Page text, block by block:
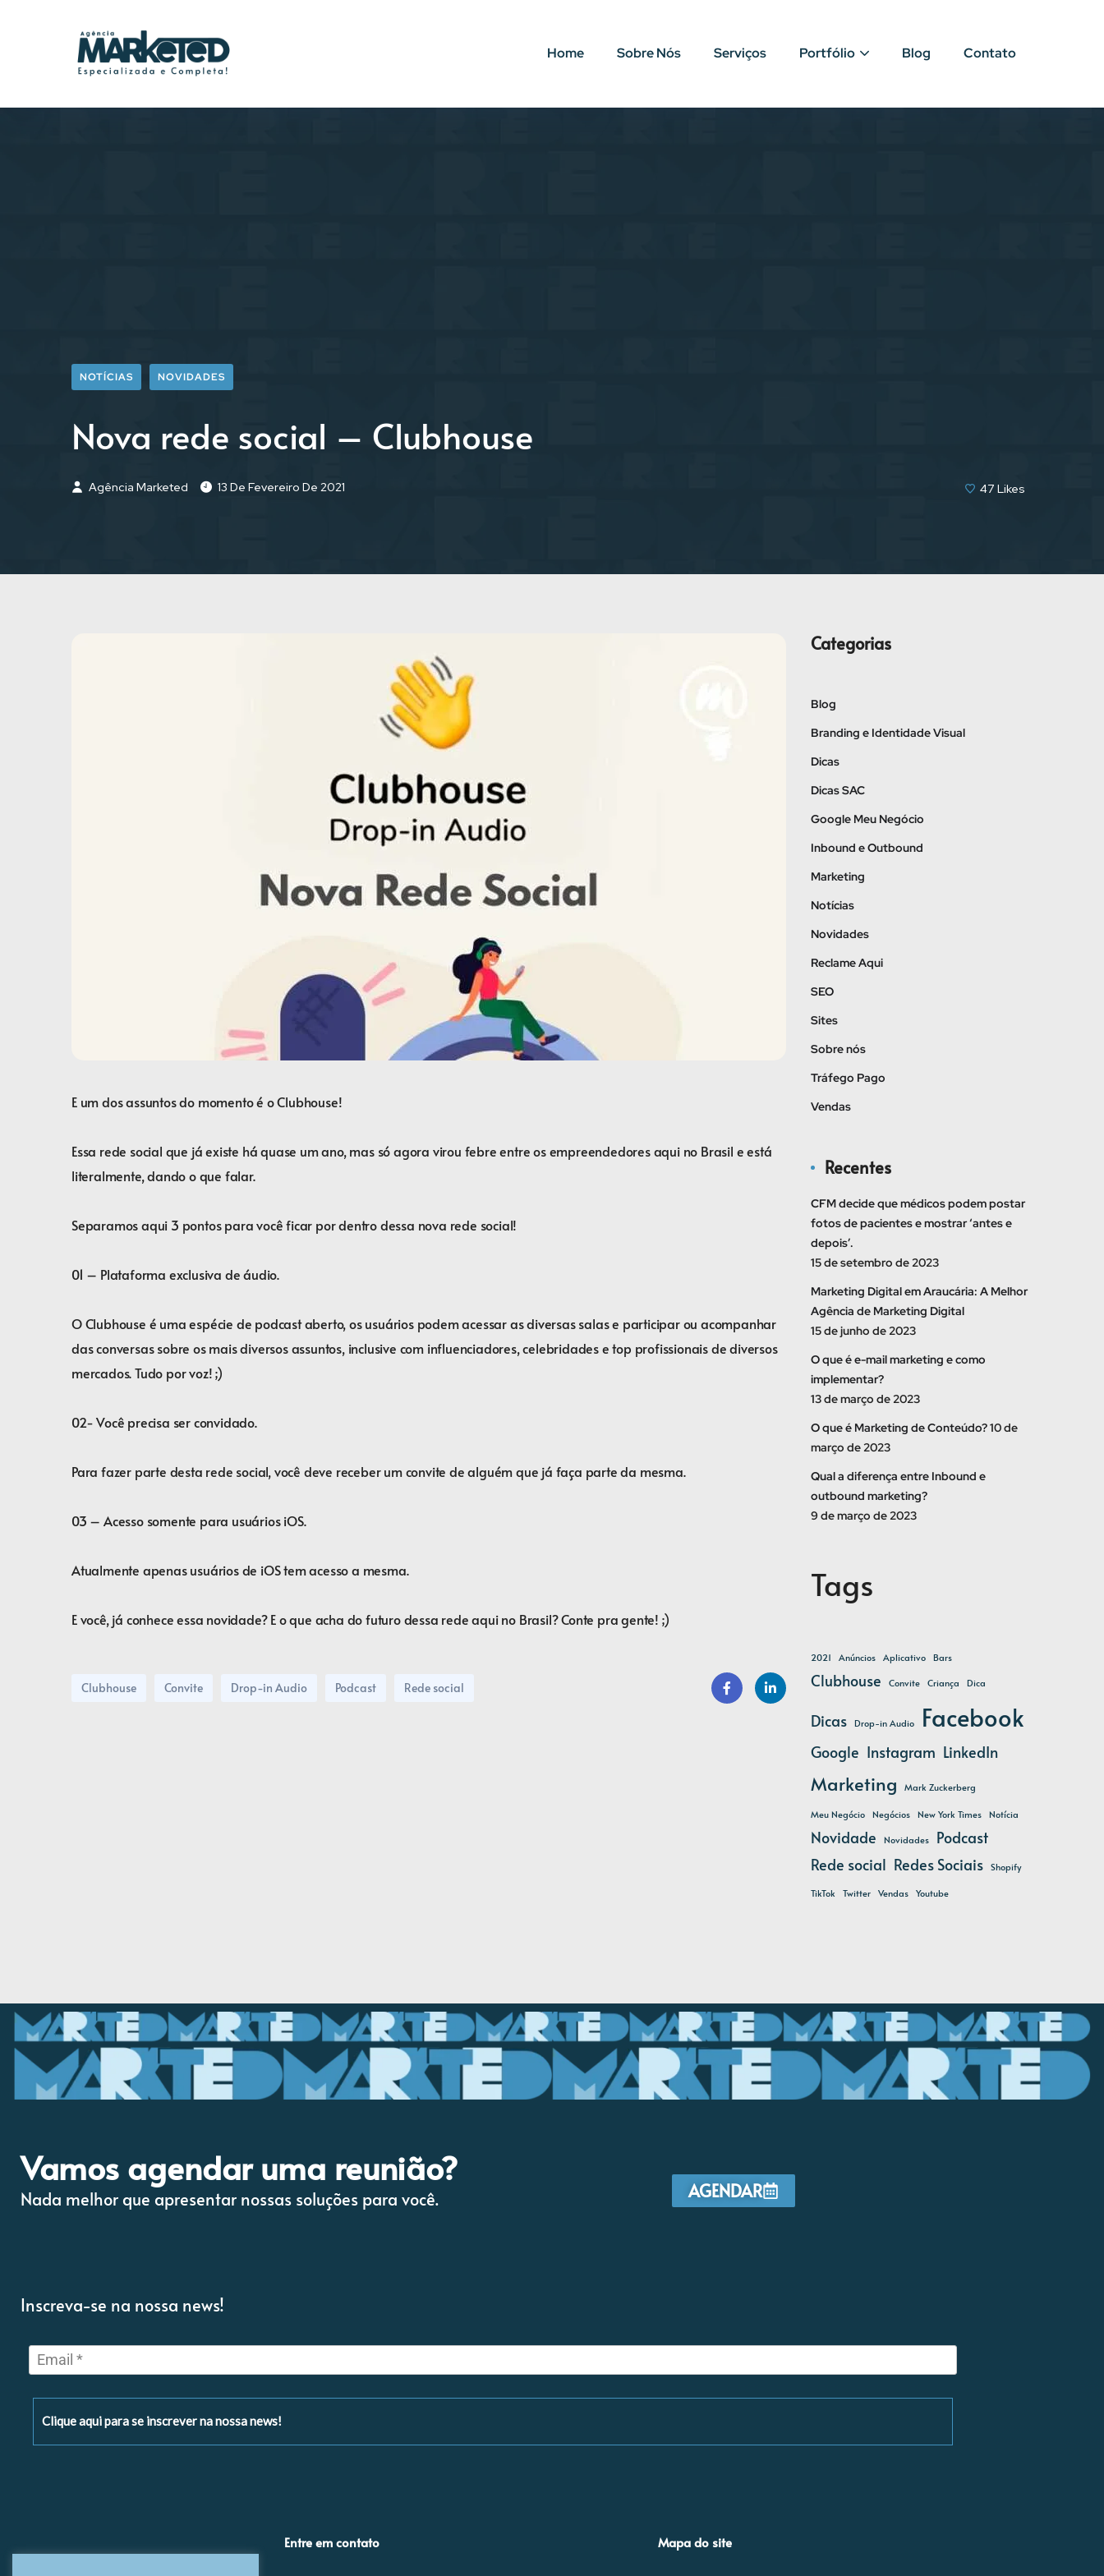
Home Sobre Nós Serviços Portfólio Blog Contato
NOTÍCIAS NOVIDADES
Nova rede social – Clubhouse
Agência Marketed 13 De Fevereiro De 2021 47 Likes
E um dos assuntos do momento é o Clubhouse!⠀
Essa rede social que já existe há quase um ano, mas só agora virou febre entre os empreendedores aqui no Brasil e está
literalmente, dando o que falar.⠀
Separamos aqui 3 pontos para você ficar por dentro dessa nova rede social!⠀
01 – Plataforma exclusiva de áudio.⠀
O Clubhouse é uma espécie de podcast aberto, os usuários podem acessar as diversas salas e participar ou acompanhar
das conversas sobre os mais diversos assuntos, inclusive com influenciadores, celebridades e top profissionais de diversos
mercados. Tudo por voz! ;)⠀
02- Você precisa ser convidado.⠀
Para fazer parte desta rede social, você deve receber um convite de alguém que já faça parte da mesma.⠀
03 – Acesso somente para usuários iOS.⠀
Atualmente apenas usuários de iOS tem acesso a mesma.⠀
E você, já conhece essa novidade? E o que acha do futuro dessa rede aqui no Brasil? Conte pra gente! ;)⠀
Clubhouse Convite Drop-in Audio Podcast Rede social
Categorias
Blog
Branding e Identidade Visual
Dicas
Dicas SAC
Google Meu Negócio
Inbound e Outbound
Marketing
Notícias
Novidades
Reclame Aqui
SEO
Sites
Sobre nós
Tráfego Pago
Vendas
Recentes
CFM decide que médicos podem postar
fotos de pacientes e mostrar ‘antes e
depois’.
15 de setembro de 2023
Marketing Digital em Araucária: A Melhor
Agência de Marketing Digital
15 de junho de 2023
O que é e-mail marketing e como
implementar?
13 de março de 2023
O que é Marketing de Conteúdo?10 de
março de 2023
Qual a diferença entre Inbound e
outbound marketing?
9 de março de 2023
Tags
2021 Anúncios Aplicativo Bars
Clubhouse Convite Criança Dica
Dicas Drop-in Audio Facebook
Google Instagram LinkedIn
Marketing Mark Zuckerberg
Meu Negócio Negócios New York Times Notícia
Novidade Novidades
Podcast
Rede social Redes Sociais Shopify
TikTok Twitter Vendas Youtube
Vamos agendar uma reunião?
Nada melhor que apresentar nossas soluções para você. AGENDAR
Inscreva-se na nossa news!
Clique aqui para se inscrever na nossa news!
Entre em contato Mapa do site